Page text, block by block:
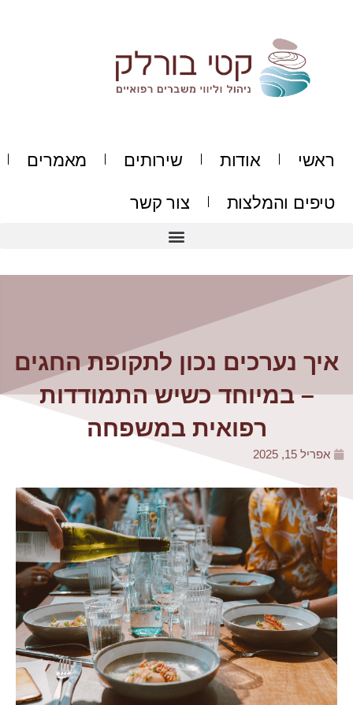
ראשי אודות שירותים
מאמרים
טיפים והמלצות
צור קשר
איך נערכים נכון לתקופת החגים
– במיוחד כשיש התמודדות
רפואית במשפחה
אפריל 15, 2025